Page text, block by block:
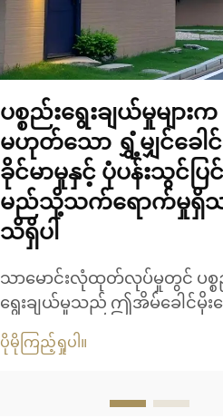
ပစ္စည်းရွေးချယ်မှုမျာ
မဟုတ်သော ရွှံ့မျှင်ခေါ
ခိုင်မာမှုနှင့် ပုံပန်းသွင်ပ
မည်သို့သက်ရောက်မှု
သိရှိပါ
သာမောင်းလုံထုတ်လုပ်မှုတွင် ပစ္စ
ရွေးချယ်မှုသည် ဤအိမ်ခေါင်မိုးဖြ
ဆောင်မှုကို ဆုံးဖြတ်ရာတွင် အရေး
မောင်းလုံပစ္စည်းများသည် တည်
ပိုမိုကြည့်ရှုပါ။